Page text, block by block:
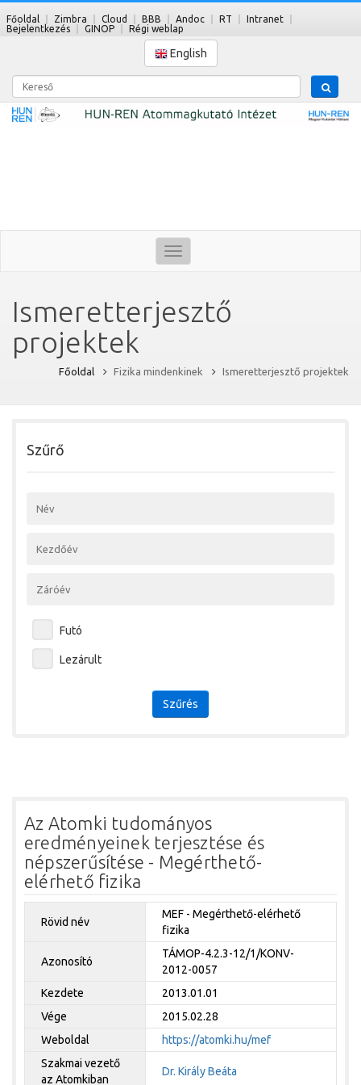
Főoldal Zimbra Cloud BBB Andoc RT
Intranet
Bejelentkezés
GINOP Régi weblap
English
Kereső
Toggle
navigation
Ismeretterjesztő
projektek
Főoldal Fizika mindenkinek Ismeretterjesztő projektek
Szűrő
Futó
Lezárult
Szűrés
Az Atomki tudományos
eredményeinek terjesztése és
népszerűsítése - Megérthető-
elérhető fizika
Rövid név
MEF - Megérthető-elérhető
fizika
Azonosító
TÁMOP-4.2.3-12/1/KONV-
2012-0057
Kezdete
2013.01.01
Vége
2015.02.28
Weboldal
https://atomki.hu/mef
Szakmai vezető
az Atomkiban
Dr. Király Beáta